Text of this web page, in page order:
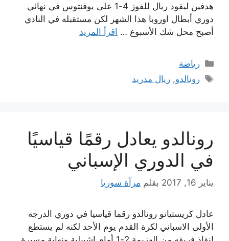
هدفين ليقود ريال للفوز 4-1 على يوفنتوس في نهائي
دوري أبطال اوروبا هذا الشهر لكن مستقبله في النادي
أصبح محل شك الأسبوع … اقرأ المزيد
التصنيفات
رياضة
الوسوم
رونالدو,ريال مدريد
رونالدو يعادل رقمًا قياسيًا
في الدوري الإسباني
يناير 16, 2017 بقلم مرآة سوريا
عادل كريستيانو رونالدو رقما قياسيا في دوري الدرجة
الأولى الاسباني لكرة القدم يوم الأحد لكنه لم يستطع